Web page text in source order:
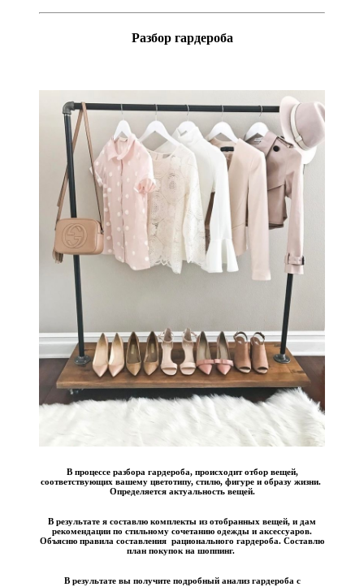
Разбор гардероба
В процессе разбора гардероба, происходит отбор вещей,
соответствующих вашему цветотипу, стилю, фигуре и образу жизни.
Определяется актуальность вещей.
В результате я составлю комплекты из отобранных вещей, и дам
рекомендации по стильному сочетанию одежды и аксессуаров.
Объясню правила составления рационального гардероба. Составлю
план покупок на шоппинг.
В результате вы получите подробный анализ гардероба с